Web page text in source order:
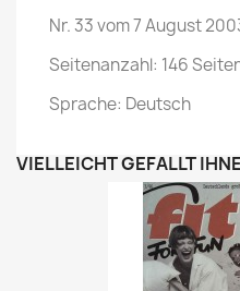
Nr. 33 vom 7 August
Seitenanzahl: 146
Sprache: Deutsch
VIELLEICHT GEFÄLLT